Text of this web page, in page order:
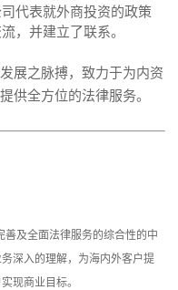
代表就外商投资的政策
，并建立了联系。
展之脉搏，致力于为内资
供全方位的法律服务。
及全面法律服务的综合性的中
深入的理解，为海内外客户提
现商业目标。